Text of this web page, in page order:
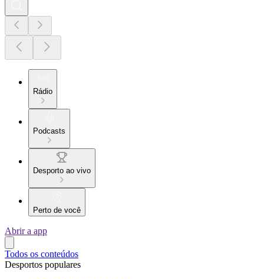
Rádio
Podcasts
Desporto ao vivo
Perto de você
Abrir a app
Todos os conteúdos
Desportos populares